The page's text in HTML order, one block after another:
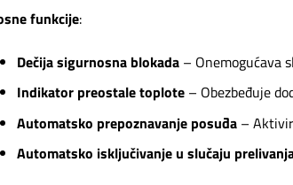
funkcije:
Dečija sigurnosna blokada– Onemogućava
Indikator preostale toplote– Obezbeđuje
Automatsko prepoznavanje posuđa–
Automatsko isključivanje u slučaju